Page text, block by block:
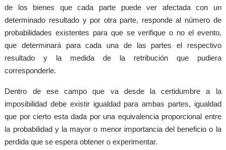
de los bienes que cada parte puede ver afectada con un
determinado resultado y por otra parte, responde al número de
probabilidades existentes para que se verifique o no el evento,
que determinará para cada una de las partes el respectivo
resultado y la medida de la retribución que pudiera
corresponderle.
Dentro de ese campo que va desde la certidumbre a la
imposibilidad debe existir igualdad para ambas partes, igualdad
que por cierto esta dada por una equivalencia proporcional entre
la probabilidad y la mayor o menor importancia del beneficio o la
perdida que se espera obtener o experimentar.